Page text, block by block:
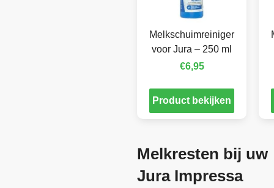
Melkschuimreiniger
voor Jura – 250 ml
€6,95
Product bekijken
Melkresten bij uw
Jura Impressa